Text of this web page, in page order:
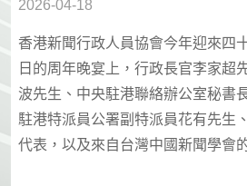
2026-04-18
香港新聞行政人員協會今年迎來四
日的周年晚宴上，行政長官李家超
波先生、中央駐港聯絡辦公室秘書
駐港特派員公署副特派員花有先生
代表，以及來自台灣中國新聞學會